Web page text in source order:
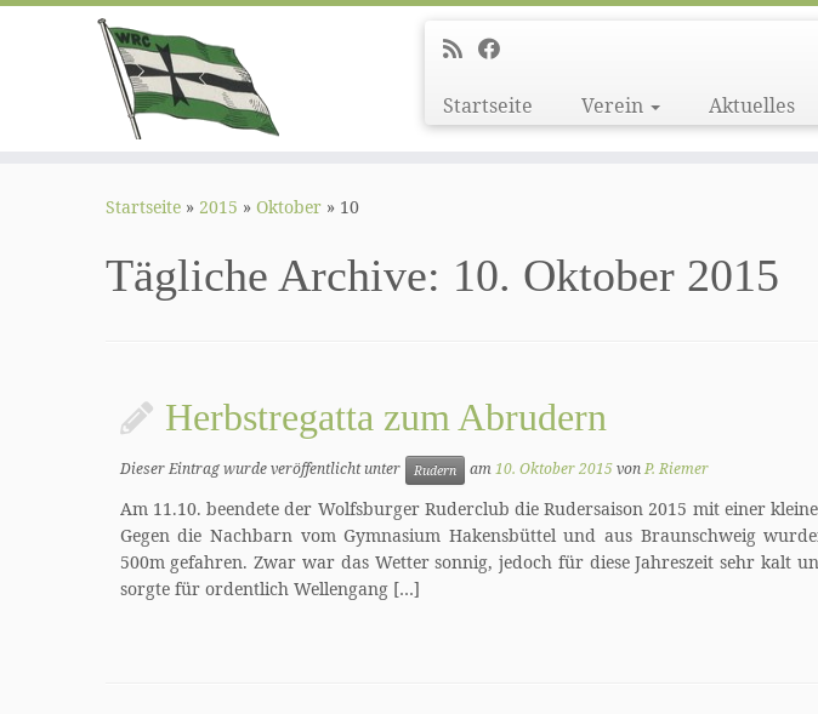
Startseite Verein Aktuelles
Startseite » 2015 » Oktober » 10
Tägliche Archive: 10. Oktober 2015
Herbstregatta zum Abrudern
Dieser Eintrag wurde veröffentlicht unter Rudern am10. Oktober 2015vonP. Riemer
Am 11.10. beendete der Wolfsburger Ruderclub die Rudersaison 2015 mit einer
Gegen die Nachbarn vom Gymnasium Hakensbüttel und aus Braunschweig
500m gefahren. Zwar war das Wetter sonnig, jedoch für diese Jahreszeit sehr kalt
sorgte für ordentlich Wellengang […]